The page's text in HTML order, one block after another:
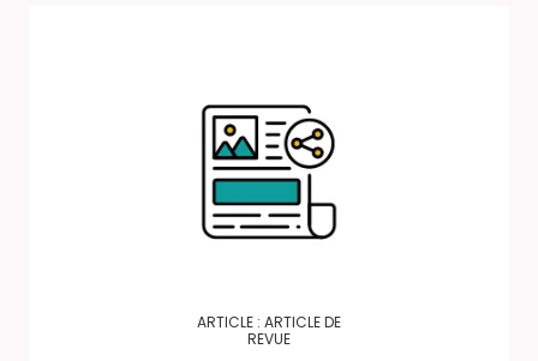
ARTICLE : ARTICLE DE
REVUE